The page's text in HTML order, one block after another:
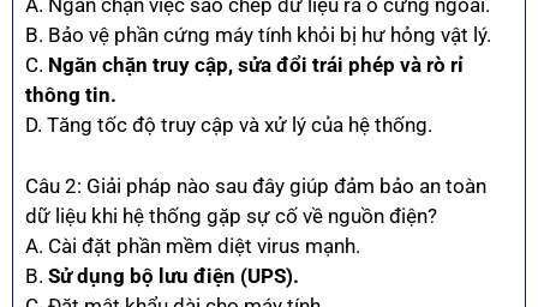
A. Ngăn chặn việc sao chép dữ liệu ra ổ cứng ngoài.
B. Bảo vệ phần cứng máy tính khỏi bị hư hỏng vật lý.
C. Ngăn chặn truy cập, sửa đổi trái phép và rò rỉ
thông tin.
D. Tăng tốc độ truy cập và xử lý của hệ thống.
Câu 2: Giải pháp nào sau đây giúp đảm bảo an toàn
dữ liệu khi hệ thống gặp sự cố về nguồn điện?
A. Cài đặt phần mềm diệt virus mạnh.
B. Sử dụng bộ lưu điện (UPS).